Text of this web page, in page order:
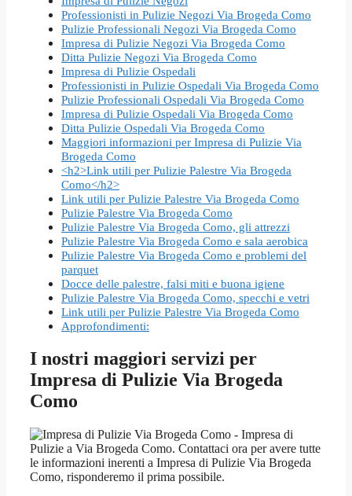
Professionisti in Pulizie Negozi Via Brogeda Como
Pulizie Professionali Negozi Via Brogeda Como
Impresa di Pulizie Negozi Via Brogeda Como
Ditta Pulizie Negozi Via Brogeda Como
Impresa di Pulizie Ospedali
Professionisti in Pulizie Ospedali Via Brogeda Como
Pulizie Professionali Ospedali Via Brogeda Como
Impresa di Pulizie Ospedali Via Brogeda Como
Ditta Pulizie Ospedali Via Brogeda Como
Maggiori informazioni per Impresa di Pulizie Via
Brogeda Como
<h2>Link utili per Pulizie Palestre Via Brogeda
Como</h2>
Link utili per Pulizie Palestre Via Brogeda Como
Pulizie Palestre Via Brogeda Como
Pulizie Palestre Via Brogeda Como, gli attrezzi
Pulizie Palestre Via Brogeda Como e sala aerobica
Pulizie Palestre Via Brogeda Como e problemi del
parquet
Docce delle palestre, falsi miti e buona igiene
Pulizie Palestre Via Brogeda Como, specchi e vetri
Link utili per Pulizie Palestre Via Brogeda Como
Approfondimenti:
I nostri maggiori servizi per
Impresa di Pulizie Via Brogeda
Como